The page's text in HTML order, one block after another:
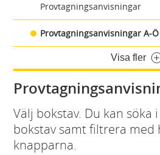
Provtagningsanvisningar
Provtagningsanvisningar A-Ö
Visa fler
Välj bokstav. Du kan söka
bokstav samt filtrera med
knapparna.